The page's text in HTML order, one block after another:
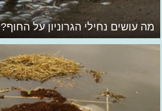
מה עושים נחילי הגרוניון על החוף?